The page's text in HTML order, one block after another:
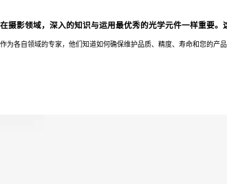
在摄影领域，深入的知识与运用最优秀的光学元件一样重要
作为各自领域的专家，他们知道如何确保维护品质、精度、寿命和您的